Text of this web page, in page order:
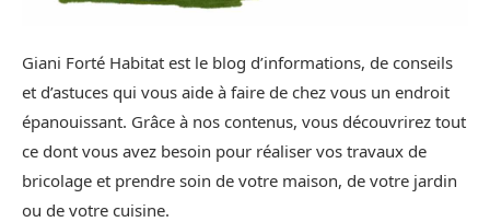
Giani Forté Habitat est le blog d’informations, de conseils
et d’astuces qui vous aide à faire de chez vous un endroit
épanouissant. Grâce à nos contenus, vous découvrirez tout
ce dont vous avez besoin pour réaliser vos travaux de
bricolage et prendre soin de votre maison, de votre jardin
ou de votre cuisine.